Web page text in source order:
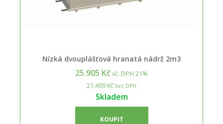
Nízká dvouplášťová hranatá nádrž 2m3
25.905 Kčvč. DPH 21%
21.409 Kč bez DPH
Skladem
KOUPIT